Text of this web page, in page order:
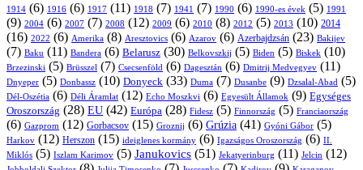
1914 (6) 1916 (6) 1917 (11) 1918 (7) 1941 (7) 1990 (6) 1990-es évek (5) 1991
(9) 2004 (6) 2007 (7) 2008 (12) 2009 (6) 2010 (8) 2012 (5) 2013 (10) 2014
(16) 2022 (6) Amerika (8) Aresztovics (6) Azarov (6) Azerbajdzsán (23) Bakijev
(7) Baku (11) Bandera (6) Belarusz (30) Belkovszkij (5) Biden (5) Biskek (10)
Brzezinski (5) Brüsszel (7) Csecsenföld (6) Dagesztán (6) Dmitrij Medvegyev (11)
Dnyeper (5) Donbassz (10) Donyeck (33) Duma (7) Dusanbe (9) Dzsalal-Abad (5)
Dél-Oszétia (6) Déli Áramlat (12) Echo Moszkvi (6) Egyesült Államok (9) Egységes
Oroszország (28) EU (42) Európa (28) Fidesz (5) Finnország (5) Franciaország
(6) Gazprom (12) Gorbacsov (15) Groznij (6) Grúzia (41) Gyóni Gábor (5)
Harkov (12) Herszon (15) ideiglenes kormány (6) Igazságos Oroszország (6) II.
Miklós (5) Iszlam Karimov (5) Janukovics (51) Jekatyerinburg (11) Jelcin (12)